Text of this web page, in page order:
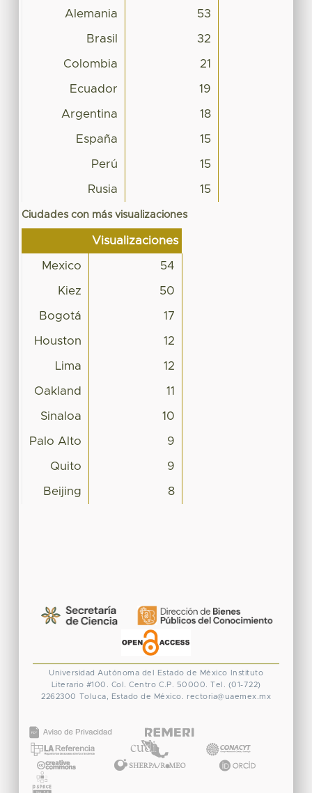
Alemania 53
Brasil 32
Colombia 21
Ecuador 19
Argentina 18
España 15
Perú 15
Rusia 15
Ciudades con más visualizaciones
Visualizaciones
Mexico 54
Kiez 50
Bogotá 17
Houston 12
Lima 12
Oakland 11
Sinaloa 10
Palo Alto 9
Quito 9
Beijing 8
Universidad Autónoma del Estado de México
Instituto
Literario #100. Col. Centro C.P. 50000. Tel. (01-722)
2262300 Toluca, Estado de México. rectoria@uaemex.mx